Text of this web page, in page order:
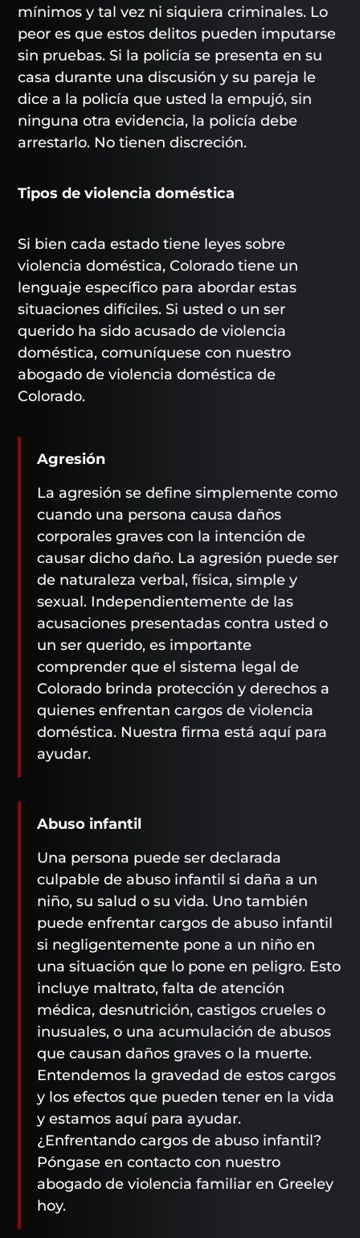
mínimos y tal vez ni siquiera criminales. Lo
peor es que estos delitos pueden imputarse
sin pruebas. Si la policía se presenta en su
casa durante una discusión y su pareja le
dice a la policía que usted la empujó, sin
ninguna otra evidencia, la policía debe
arrestarlo. No tienen discreción.
Tipos de violencia doméstica
Si bien cada estado tiene leyes sobre
violencia doméstica, Colorado tiene un
lenguaje específico para abordar estas
situaciones difíciles. Si usted o un ser
querido ha sido acusado de violencia
doméstica, comuníquese con nuestro
abogado de violencia doméstica de
Colorado.
Agresión
La agresión se define simplemente como
cuando una persona causa daños
corporales graves con la intención de
causar dicho daño. La agresión puede ser
de naturaleza verbal, física, simple y
sexual. Independientemente de las
acusaciones presentadas contra usted o
un ser querido, es importante
comprender que el sistema legal de
Colorado brinda protección y derechos a
quienes enfrentan cargos de violencia
doméstica. Nuestra firma está aquí para
ayudar.
Abuso infantil
Una persona puede ser declarada
culpable de abuso infantil si daña a un
niño, su salud o su vida. Uno también
puede enfrentar cargos de abuso infantil
si negligentemente pone a un niño en
una situación que lo pone en peligro. Esto
incluye maltrato, falta de atención
médica, desnutrición, castigos crueles o
inusuales, o una acumulación de abusos
que causan daños graves o la muerte.
Entendemos la gravedad de estos cargos
y los efectos que pueden tener en la vida
y estamos aquí para ayudar.
¿Enfrentando cargos de abuso infantil?
Póngase en contacto con nuestro
abogado de violencia familiar en Greeley
hoy.